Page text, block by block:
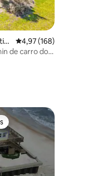
4,97 de uma avaliação
4,97 (168)
de carro do
dos hóspedes